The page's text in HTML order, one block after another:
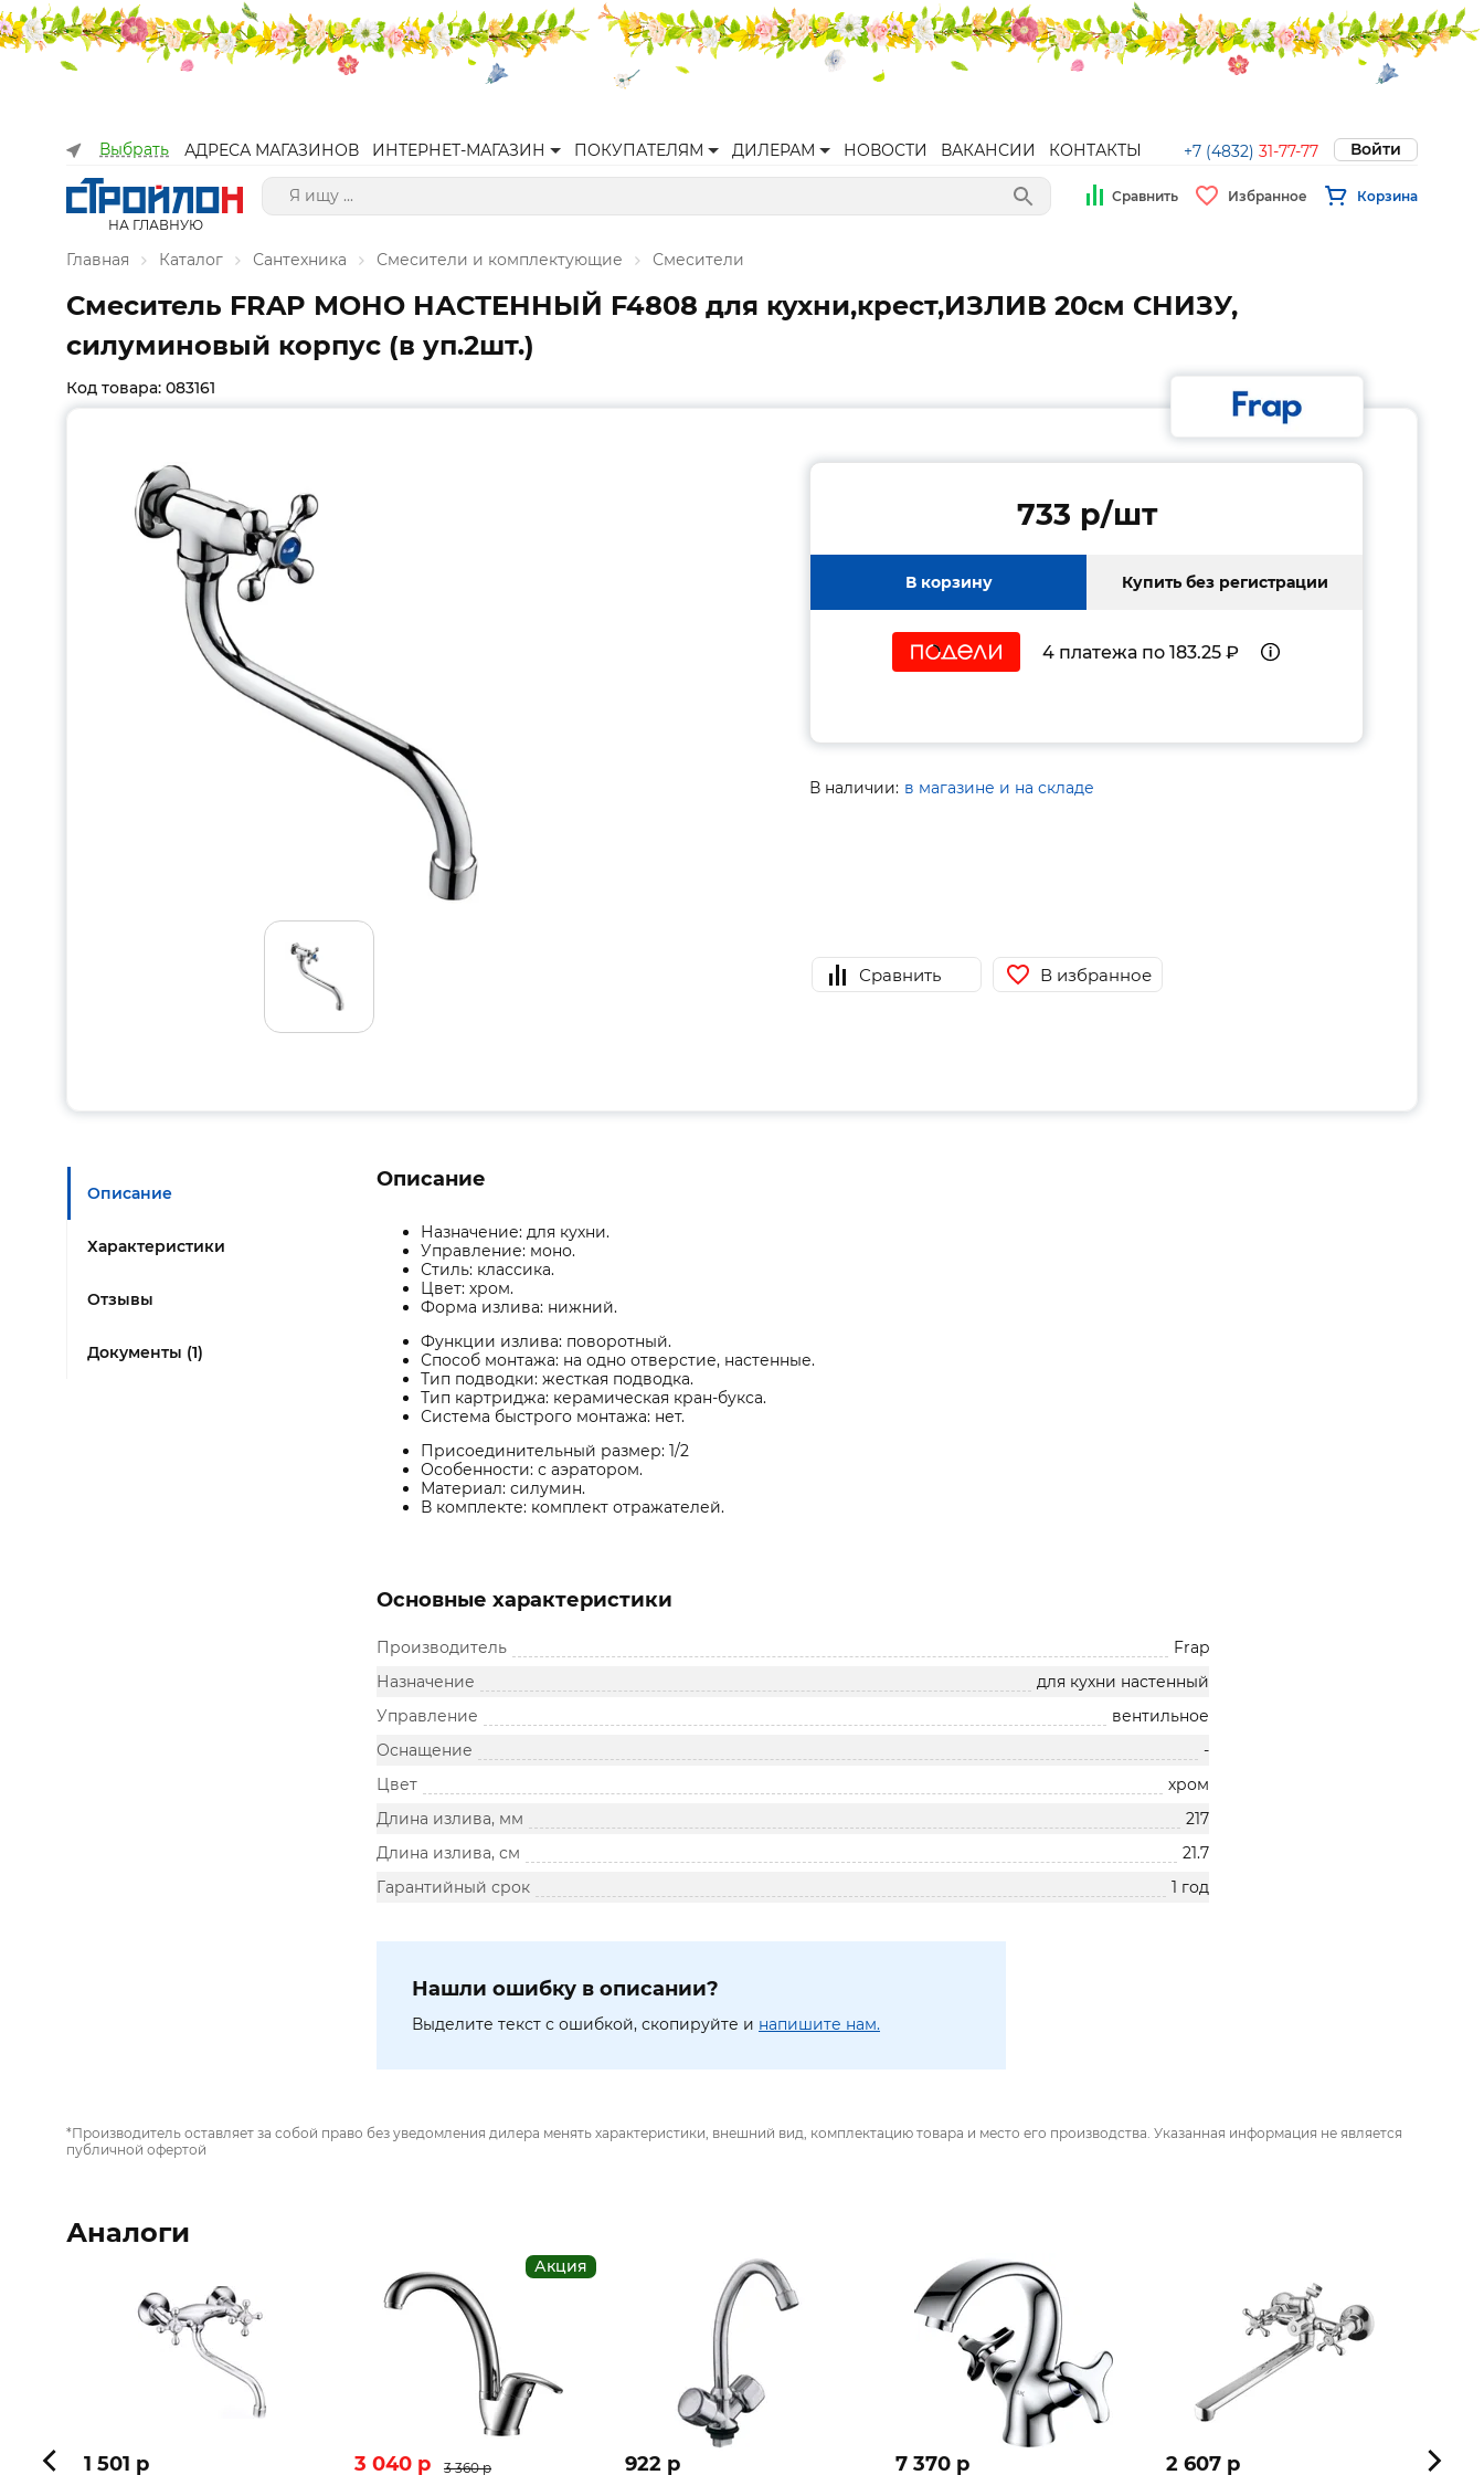
Выбрать АДРЕСА МАГАЗИНОВ ИНТЕРНЕТ-МАГАЗИН ПОКУПАТЕЛЯМ ДИЛЕРАМ НОВОСТИ ВАКАНСИИ КОНТАКТЫ +7 (4832) 31-77-77 Войти
НА ГЛАВНУЮ
Сравнить Избранное Корзина
Главная Каталог Сантехника Смесители и комплектующие Смесители
Смеситель FRAP МОНО НАСТЕННЫЙ F4808 для кухни,крест,ИЗЛИВ 20см СНИЗУ,
силуминовый корпус (в уп.2шт.)
Код товара: 083161
733 p/шт
В корзину Купить без регистрации
4 платежа по 183.25 ₽
В наличии: в магазине и на складе
Сравнить В избранное
Описание
Характеристики
Отзывы
Документы (1)
Описание
Назначение: для кухни.
Управление: моно.
Стиль: классика.
Цвет: хром.
Форма излива: нижний.
Функции излива: поворотный.
Способ монтажа: на одно отверстие, настенные.
Тип подводки: жесткая подводка.
Тип картриджа: керамическая кран-букса.
Система быстрого монтажа: нет.
Присоединительный размер: 1/2
Особенности: с аэратором.
Материал: силумин.
В комплекте: комплект отражателей.
Основные характеристики
Производитель
Frap
Назначение
для кухни настенный
Управление
вентильное
Оснащение
-
Цвет
хром
Длина излива, мм
217
Длина излива, см
21.7
Гарантийный срок
1 год
Нашли ошибку в описании?
Выделите текст с ошибкой, скопируйте и напишите нам.
*Производитель оставляет за собой право без уведомления дилера менять характеристики, внешний вид, комплектацию товара и место его производства. Указанная информация не является
публичной офертой
Аналоги
1 501 p
Акция
3 040 p 3 360 p 922 p 7 370 p 2 607 p 1